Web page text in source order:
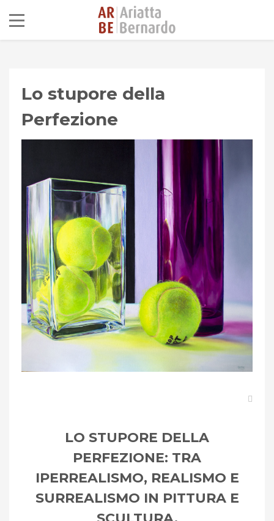
Lo stupore della
Perfezione
LO STUPORE DELLA
PERFEZIONE: TRA
IPERREALISMO, REALISMO E
SURREALISMO IN PITTURA E